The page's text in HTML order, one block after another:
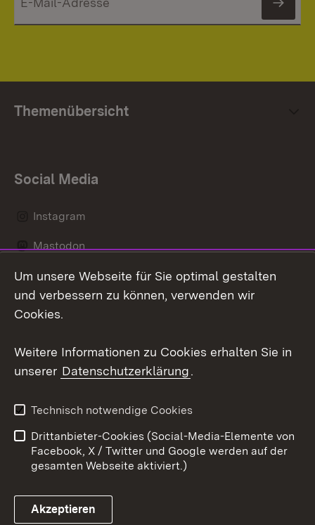
Themenübersicht
Social Media
Instagram
Mastodon
Messenger
Link zum Landesportal
Kontakt
Impressum
Cookies
Um unsere Webseite für Sie optimal gestalten
und verbessern zu können, verwenden wir
Cookies.
Weitere Informationen zu Cookies erhalten Sie in
unserer Datenschutzerklärung.
Technisch notwendige Cookies
Drittanbieter-Cookies (Social-Media-Elemente von
Facebook, X / Twitter und Google werden auf der
gesamten Webseite aktiviert.)
Akzeptieren